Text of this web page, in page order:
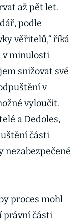
až pět let.
podle
věřitelů,“ říká
v minulosti
snižovat své
v
vyloučit.
a Dedoles,
části
nezabezpečené
proces mohl
právní části